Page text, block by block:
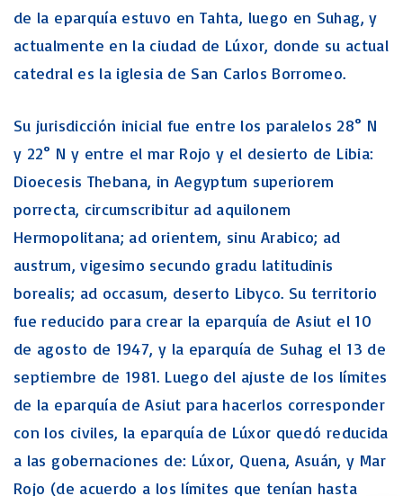
de la eparquía estuvo en Tahta, luego en Suhag, y
actualmente en la ciudad de Lúxor, donde su actual
catedral es la iglesia de San Carlos Borromeo.
Su jurisdicción inicial fue entre los paralelos 28° N
y 22° N y entre el mar Rojo y el desierto de Libia:
Dioecesis Thebana, in Aegyptum superiorem
porrecta, circumscribitur ad aquilonem
Hermopolitana; ad orientem, sinu Arabico; ad
austrum, vigesimo secundo gradu latitudinis
borealis; ad occasum, deserto Libyco. Su territorio
fue reducido para crear la eparquía de Asiut el 10
de agosto de 1947, y la eparquía de Suhag el 13 de
septiembre de 1981. Luego del ajuste de los límites
de la eparquía de Asiut para hacerlos corresponder
con los civiles, la eparquía de Lúxor quedó reducida
a las gobernaciones de: Lúxor, Quena, Asuán, y Mar
Rojo (de acuerdo a los límites que tenían hasta